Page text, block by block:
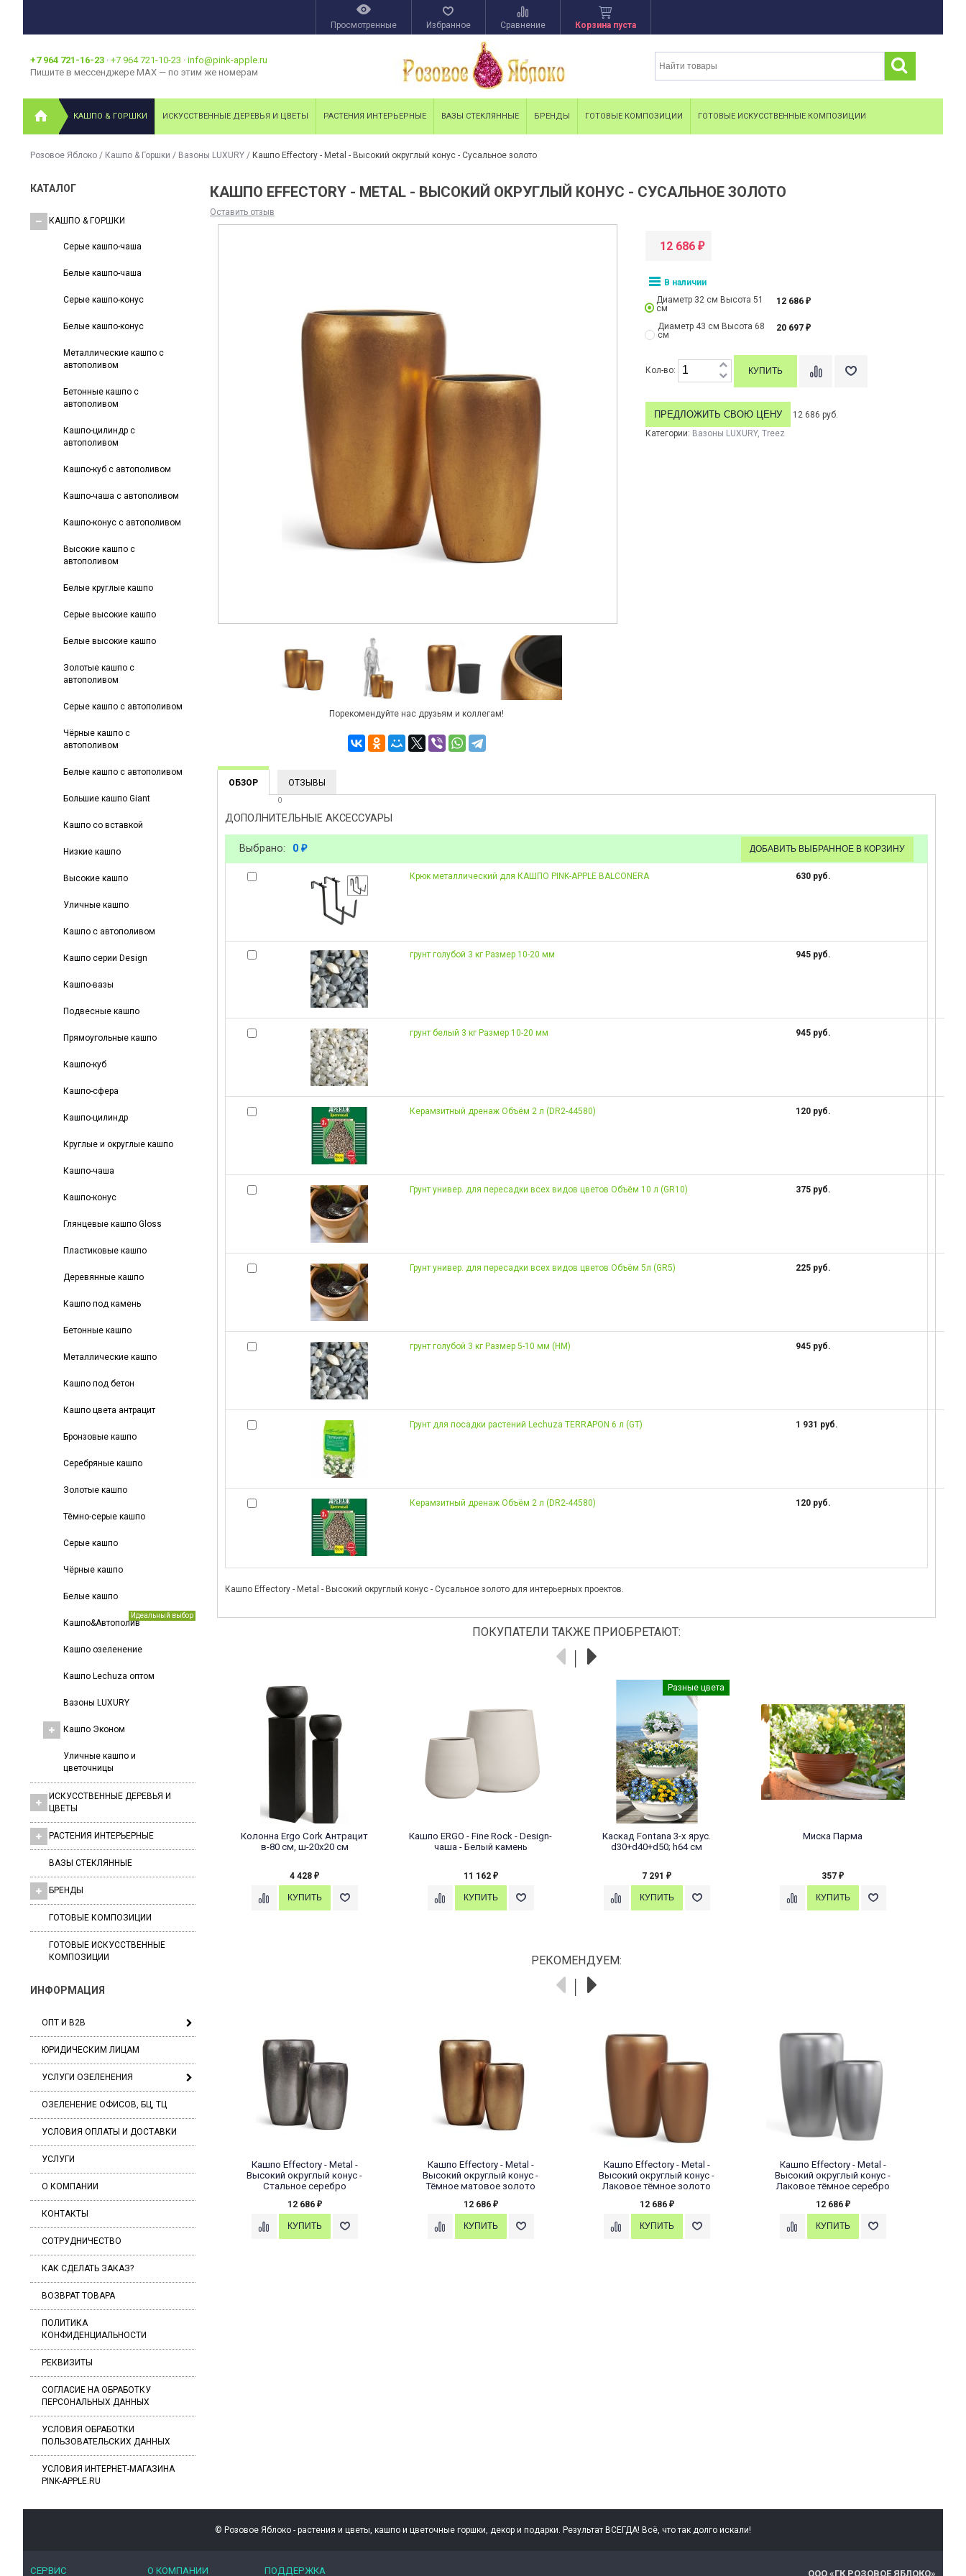
Просмотренные Избранное Сравнение Корзина пуста
+7 964 721-16-23 · +7 964 721-10-23 · info@pink-apple.ru
Пишите в мессенджере MAX — по этим же номерам
КАШПО & ГОРШКИ ИСКУССТВЕННЫЕ ДЕРЕВЬЯ И ЦВЕТЫ РАСТЕНИЯ ИНТЕРЬЕРНЫЕ ВАЗЫ СТЕКЛЯННЫЕ БРЕНДЫ ГОТОВЫЕ КОМПОЗИЦИИ ГОТОВЫЕ ИСКУССТВЕННЫЕ КОМПОЗИЦИИ
Розовое Яблоко / Кашпо & Горшки / Вазоны LUXURY / Кашпо Effectory - Metal - Высокий округлый конус - Сусальное золото
КАТАЛОГ
КАШПО & ГОРШКИ
Серые кашпо-чаша
Белые кашпо-чаша
Серые кашпо-конус
Белые кашпо-конус
Металлические кашпо с
автополивом
Бетонные кашпо с
автополивом
Кашпо-цилиндр с
автополивом
Кашпо-куб с автополивом
Кашпо-чаша с автополивом
Кашпо-конус с автополивом
Высокие кашпо с
автополивом
Белые круглые кашпо
Серые высокие кашпо
Белые высокие кашпо
Золотые кашпо с
автополивом
Серые кашпо с автополивом
Чёрные кашпо с
автополивом
Белые кашпо с автополивом
Большие кашпо Giant
Кашпо со вставкой
Низкие кашпо
Высокие кашпо
Уличные кашпо
Кашпо с автополивом
Кашпо серии Design
Кашпо-вазы
Подвесные кашпо
Прямоугольные кашпо
Кашпо-куб
Кашпо-сфера
Кашпо-цилиндр
Круглые и округлые кашпо
Кашпо-чаша
Кашпо-конус
Глянцевые кашпо Gloss
Пластиковые кашпо
Деревянные кашпо
Кашпо под камень
Бетонные кашпо
Металлические кашпо
Кашпо под бетон
Кашпо цвета антрацит
Бронзовые кашпо
Серебряные кашпо
Золотые кашпо
Тёмно-серые кашпо
Серые кашпо
Чёрные кашпо
Белые кашпо
Кашпо&Автополив
Идеальный выбор
Кашпо озеленение
Кашпо Lechuza оптом
Вазоны LUXURY
Кашпо Эконом
Уличные кашпо и
цветочницы
ИСКУССТВЕННЫЕ ДЕРЕВЬЯ И
ЦВЕТЫ
РАСТЕНИЯ ИНТЕРЬЕРНЫЕ
ВАЗЫ СТЕКЛЯННЫЕ
БРЕНДЫ
ГОТОВЫЕ КОМПОЗИЦИИ
ГОТОВЫЕ ИСКУССТВЕННЫЕ
КОМПОЗИЦИИ
ИНФОРМАЦИЯ
ОПТ И B2B
ЮРИДИЧЕСКИМ ЛИЦАМ
УСЛУГИ ОЗЕЛЕНЕНИЯ
ОЗЕЛЕНЕНИЕ ОФИСОВ, БЦ, ТЦ
УСЛОВИЯ ОПЛАТЫ И ДОСТАВКИ
УСЛУГИ
О КОМПАНИИ
КОНТАКТЫ
СОТРУДНИЧЕСТВО
КАК СДЕЛАТЬ ЗАКАЗ?
ВОЗВРАТ ТОВАРА
ПОЛИТИКА
КОНФИДЕНЦИАЛЬНОСТИ
РЕКВИЗИТЫ
СОГЛАСИЕ ​НА ОБРАБОТКУ
ПЕРСОНАЛЬНЫХ ДАННЫХ
УСЛОВИЯ ОБРАБОТКИ
ПОЛЬЗОВАТЕЛЬСКИХ ДАННЫХ
УСЛОВИЯ ИНТЕРНЕТ-МАГАЗИНА
PINK-APPLE.RU
КАШПО EFFECTORY - METAL - ВЫСОКИЙ ОКРУГЛЫЙ КОНУС - СУСАЛЬНОЕ ЗОЛОТО
Оставить отзыв
Порекомендуйте нас друзьям и коллегам!
12 686 ₽
В наличии
Диаметр 32 см Высота 51
см
12 686 ₽
Диаметр 43 см Высота 68
см
20 697 ₽
Кол-во:
ПРЕДЛОЖИТЬ СВОЮ ЦЕНУ
12 686 руб.
Категории: Вазоны LUXURY, Treez
ОБЗОР ОТЗЫВЫ
0
ДОПОЛНИТЕЛЬНЫЕ АКСЕССУАРЫ
Выбрано: 0 ₽
Крюк металлический для КАШПО PINK-APPLE BALCONERA 630 руб.
грунт голубой 3 кг Размер 10-20 мм 945 руб.
грунт белый 3 кг Размер 10-20 мм 945 руб.
Керамзитный дренаж Объём 2 л (DR2-44580) 120 руб.
Грунт универ. для пересадки всех видов цветов Объём 10 л (GR10) 375 руб.
Грунт универ. для пересадки всех видов цветов Объём 5л (GR5) 225 руб.
грунт голубой 3 кг Размер 5-10 мм (НМ) 945 руб.
Грунт для посадки растений Lechuza TERRAPON 6 л (GT) 1 931 руб.
Керамзитный дренаж Объём 2 л (DR2-44580) 120 руб.
Кашпо Effectory - Metal - Высокий округлый конус - Сусальное золото для интерьерных проектов.
ПОКУПАТЕЛИ ТАКЖЕ ПРИОБРЕТАЮТ:
Колонна Ergo Cork Антрацит
в-80 см, ш-20х20 см
4 428 ₽
Кашпо ERGO - Fine Rock - Design-
чаша - Белый камень
11 162 ₽
Разные цвета
Каскад Fontana 3-х ярус.
d30+d40+d50; h64 см
7 291 ₽
Миска Парма
357 ₽
РЕКОМЕНДУЕМ:
Кашпо Effectory - Metal -
Высокий округлый конус -
Стальное серебро
12 686 ₽
Кашпо Effectory - Metal -
Высокий округлый конус -
Тёмное матовое золото
12 686 ₽
Кашпо Effectory - Metal -
Высокий округлый конус -
Лаковое тёмное золото
12 686 ₽
Кашпо Effectory - Metal -
Высокий округлый конус -
Лаковое тёмное серебро
12 686 ₽
© Розовое Яблоко - растения и цветы, кашпо и цветочные горшки, декор и подарки. Результат ВСЕГДА! Всё, что так долго искали!
СЕРВИС О КОМПАНИИ ПОДДЕРЖКА ООО «ГК РОЗОВОЕ ЯБЛОКО»